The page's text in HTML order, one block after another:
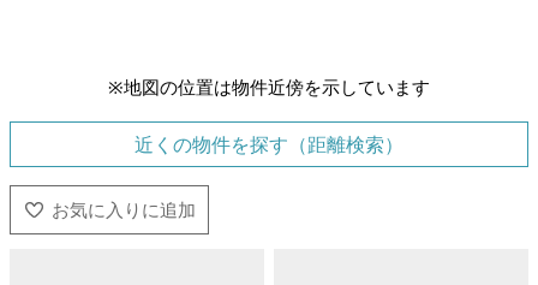
※地図の位置は物件近傍を示しています
近くの物件を探す（距離検索）